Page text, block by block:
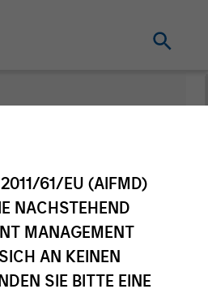
2011/61/EU (AIFMD)
NACHSTEHEND
MANAGEMENT
AN KEINEN
SIE BITTE EINE